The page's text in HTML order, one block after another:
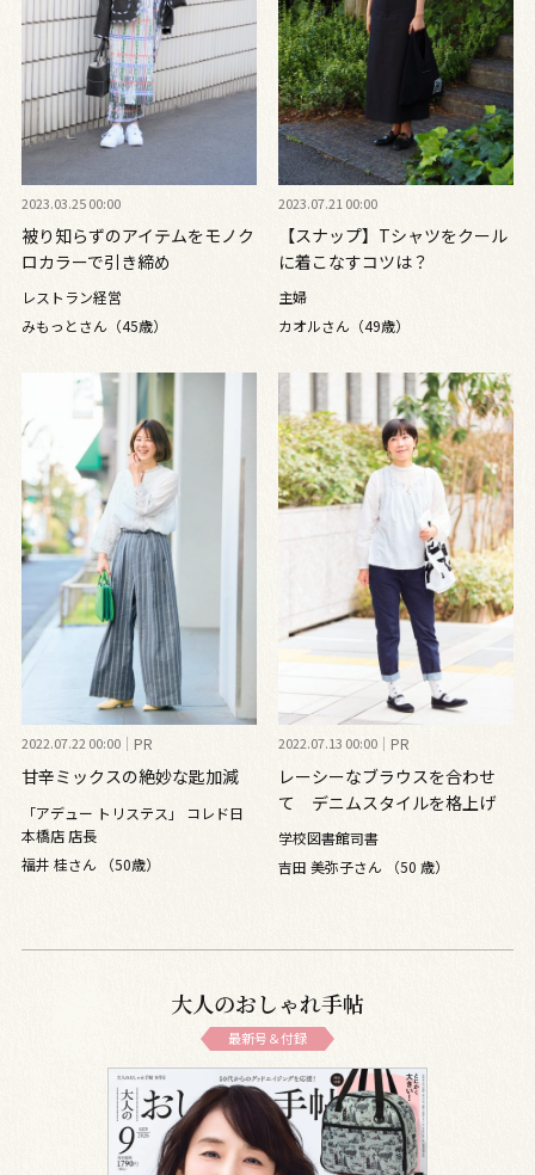
2023.03.25 00:00
被り知らずのアイテムをモノク
ロカラーで引き締め
レストラン経営
みもっとさん（45歳）
2023.07.21 00:00
【スナップ】Tシャツをクール
に着こなすコツは？
主婦
カオルさん（49歳）
2022.07.22 00:00 PR
甘辛ミックスの絶妙な匙加減
「アデュー トリステス」 コレド日
本橋店 店長
福井 桂さん （50歳）
2022.07.13 00:00 PR
レーシーなブラウスを合わせ
て デニムスタイルを格上げ
学校図書館司書
吉田 美弥子さん （50 歳）
大人のおしゃれ手帖
最新号＆付録